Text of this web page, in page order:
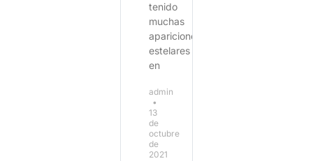
tenido
muchas
apariciones
estelares
en
admin
13
de
octubre
de
2021